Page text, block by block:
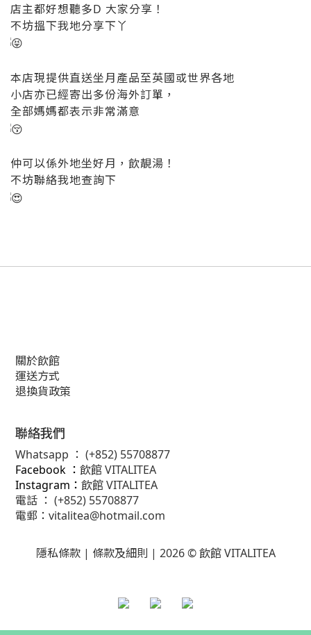
店主都好想聽多D 大家分享！
不坊搵下我地分享下丫
本店現提供直送坐月產品至英國或世界各地
小店亦已經寄出多份海外訂單，
全部媽媽都表示非常滿意
仲可以係外地坐好月，飲靚湯！
不坊聯絡我地查詢下
關於飲館
運送方式
退換貨政策
聯絡我們
Whatsapp ： (+852) 55708877
Facebook ： 飲館 VITALITEA
Instagram： 飲館 VITALITEA
電話 ： (+852) 55708877
電郵： vitalitea@hotmail.com
隱私條款 | 條款及細則 | 2026 © 飲館 VITALITEA